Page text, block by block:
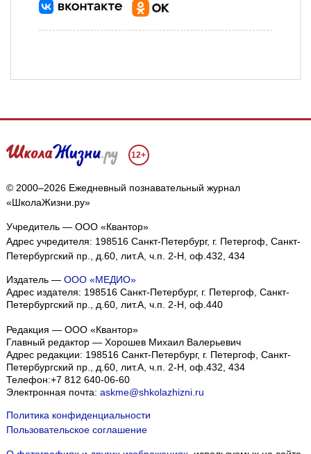
12+
© 2000–2026 Ежедневный познавательный журнал
«ШколаЖизни.ру»
Учредитель — ООО «Квантор»
Адрес учредителя: 198516 Санкт-Петербург, г. Петергоф, Санкт-
Петербургский пр., д.60, лит.А, ч.п. 2-Н, оф.432, 434
Издатель — ООО «МЕДИО»
Адрес издателя: 198516 Санкт-Петербург, г. Петергоф, Санкт-
Петербургский пр., д.60, лит.А, ч.п. 2-Н, оф.440
Редакция — ООО «Квантор»
Главный редактор — Хорошев Михаил Валерьевич
Адрес редакции: 198516 Санкт-Петербург, г. Петергоф, Санкт-
Петербургский пр., д.60, лит.А, ч.п. 2-Н, оф.432, 434
Телефон:+7 812 640-06-60
Электронная почта: askme@shkolazhizni.ru
Политика конфиденциальности
Пользовательское соглашение